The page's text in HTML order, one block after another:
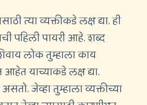
त्या व्यक्तीकडे लक्ष द्या. ही
पहिली पायरी आहे. शब्द
लोक तुम्हाला काय
आहेत याच्याकडे लक्ष द्या.
जेव्हा तुम्हाला व्यक्तीच्या